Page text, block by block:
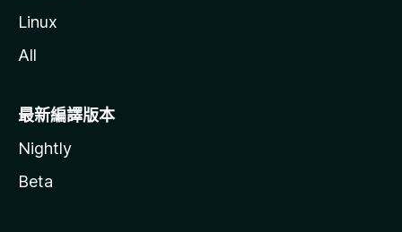
Linux
All
最新編譯版本
Nightly
Beta